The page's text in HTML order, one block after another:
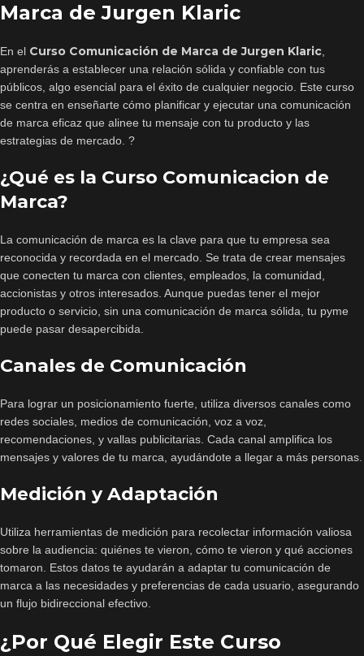
Marca de Jurgen Klaric
En el Curso Comunicación de Marca de Jurgen Klaric,
aprenderás a establecer una relación sólida y confiable con tus
públicos, algo esencial para el éxito de cualquier negocio. Este curso
se centra en enseñarte cómo planificar y ejecutar una comunicación
de marca eficaz que alinee tu mensaje con tu producto y las
estrategias de mercado. ?
¿Qué es la Curso Comunicacion de
Marca?
La comunicación de marca es la clave para que tu empresa sea
reconocida y recordada en el mercado. Se trata de crear mensajes
que conecten tu marca con clientes, empleados, la comunidad,
accionistas y otros interesados. Aunque puedas tener el mejor
producto o servicio, sin una comunicación de marca sólida, tu pyme
puede pasar desapercibida.
Canales de Comunicación
Para lograr un posicionamiento fuerte, utiliza diversos canales como
redes sociales, medios de comunicación, voz a voz,
recomendaciones, y vallas publicitarias. Cada canal amplifica los
mensajes y valores de tu marca, ayudándote a llegar a más personas.
Medición y Adaptación
Utiliza herramientas de medición para recolectar información valiosa
sobre la audiencia: quiénes te vieron, cómo te vieron y qué acciones
tomaron. Estos datos te ayudarán a adaptar tu comunicación de
marca a las necesidades y preferencias de cada usuario, asegurando
un flujo bidireccional efectivo.
¿Por Qué Elegir Este Curso